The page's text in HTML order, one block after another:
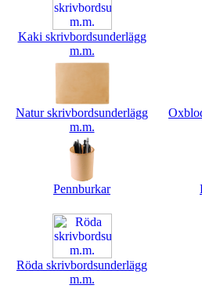
Kaki skrivbordsunderlägg
m.m.
Natur skrivbordsunderlägg
m.m.
Pennburkar
Röda skrivbordsunderlägg
m.m.